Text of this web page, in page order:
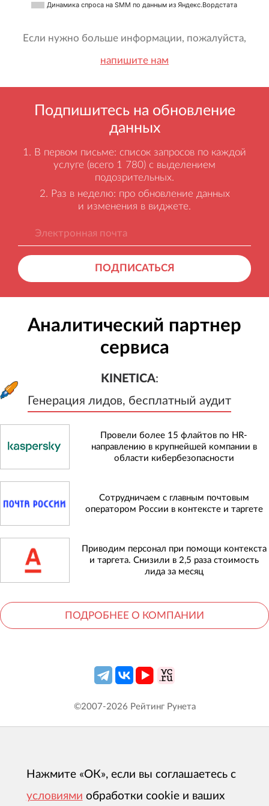
Динамика спроса на SMM по данным из Яндекс.Вордстата
Если нужно больше информации, пожалуйста,
напишите нам
Подпишитесь на обновление
данных
В первом письме: список запросов по каждой
услуге (всего 1 780) с выделением
подозрительных.
Раз в неделю: про обновление данных
и изменения в виджете.
ПОДПИСАТЬСЯ
Аналитический партнер
сервиса
KINETICA:
Генерация лидов, бесплатный аудит
Генерация лидов, бесплатный
Провели более 15 флайтов по HR-
направлению в крупнейшей компании в
области кибербезопасности
Сотрудничаем с главным почтовым
оператором России в контексте и таргете
Приводим персонал при помощи контекста
и таргета. Снизили в 2,5 раза стоимость
лида за месяц
ПОДРОБНЕЕ О КОМПАНИИ
©2007-2026 Рейтинг Рунета
Нажмите «ОК», если вы соглашаетесь с
условиями обработки cookie и ваших